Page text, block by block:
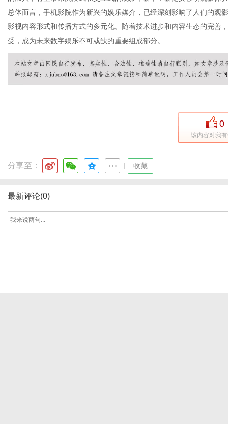
总体而言，手机影院作为新兴的娱乐媒介，已经深刻影响了人们的观
影视内容形式和传播方式的多元化。随着技术进步和内容生态的完善
受，成为未来数字娱乐不可或缺的重要组成部分。
0
该内容对我
分享至： 收藏
最新评论(0)